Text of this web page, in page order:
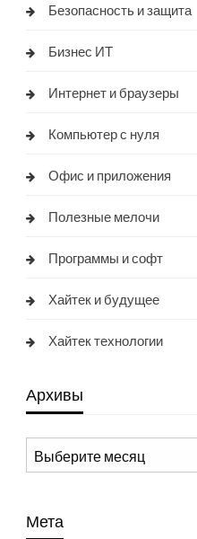
Безопасность и защита
Бизнес ИТ
Интернет и браузеры
Компьютер с нуля
Офис и приложения
Полезные мелочи
Программы и софт
Хайтек и будущее
Хайтек технологии
Архивы
Архивы
Мета